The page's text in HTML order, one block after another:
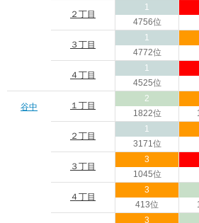
２丁目
1
4756位
３丁目
1
4772位
４丁目
1
4525位
谷中 １丁目
2
1822位
２丁目
1
3171位
３丁目
3
1045位
４丁目
3
413位
3